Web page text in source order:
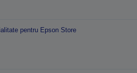
pentru Epson Store